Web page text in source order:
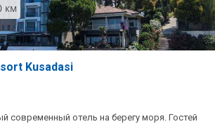
км
Kusadasi
современный отель на берегу моря. Гостей